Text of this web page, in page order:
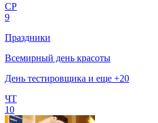
СР
9
Праздники
Всемирный день красоты
День тестировщика и еще +20
ЧТ
10